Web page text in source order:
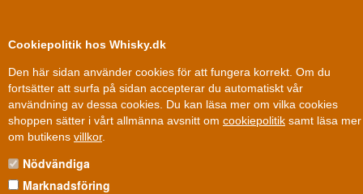
Cookiepolitik hos Whisky.dk
Den här sidan använder cookies för att fungera korrekt. Om du
fortsätter att surfa på sidan accepterar du automatiskt vår
användning av dessa cookies. Du kan läsa mer om vilka cookies
shoppen sätter i vårt allmänna avsnitt om cookiepolitik samt läsa mer
om butikens villkor.
Nödvändiga
Marknadsföring
Fri leverans Fri frakt vid 899 dkk
Vin»Vinhus»MAN Family Wines
MAN FAMILY WINES